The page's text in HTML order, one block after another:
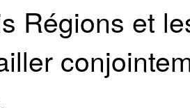
Régions et